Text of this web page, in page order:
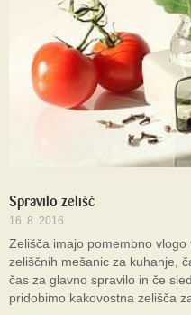
Spravilo zelišč
16. 8. 2016
Zelišča imajo pomembno
zeliščnih mešanic za kuhanje,
čas za glavno spravilo in če
pridobimo kakovostna zelišča